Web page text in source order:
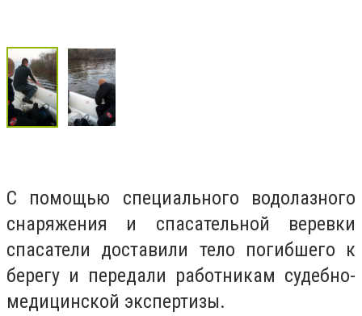
С помощью специального водолазного
снаряжения и спасательной веревки
спасатели доставили тело погибшего к
берегу и передали работникам судебно-
медицинской экспертизы.